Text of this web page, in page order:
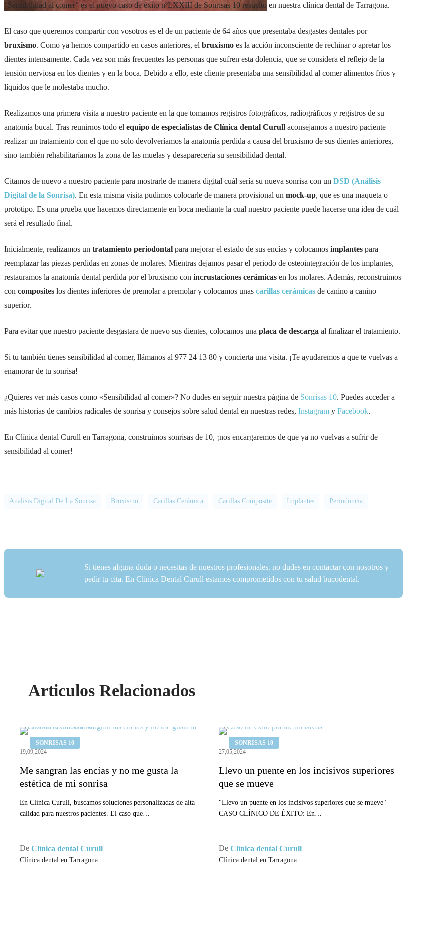
“Sensibilidad al comer” es el nuevo caso de éxito nºLXXIII de Sonrisas 10 resuelto en nuestra clínica dental de Tarragona.
El caso que queremos compartir con vosotros es el de un paciente de 64 años que presentaba desgastes dentales por
bruxismo. Como ya hemos compartido en casos anteriores, el bruxismoes la acción inconsciente de rechinar o apretar los
dientes intensamente. Cada vez son más frecuentes las personas que sufren esta dolencia, que se considera el reflejo de la
tensión nerviosa en los dientes y en la boca. Debido a ello, este cliente presentaba una sensibilidad al comer alimentos fríos y
líquidos que le molestaba mucho.
Realizamos una primera visita a nuestro paciente en la que tomamos registros fotográficos, radiográficos y registros de su
anatomía bucal. Tras reunirnos todo el equipo de especialistas de Clínica dental Curullaconsejamos a nuestro paciente
realizar un tratamiento con el que no solo devolveríamos la anatomía perdida a causa del bruxismo de sus dientes anteriores,
sino también rehabilitaríamos la zona de las muelas y desaparecería su sensibilidad dental.
Citamos de nuevo a nuestro paciente para mostrarle de manera digital cuál sería su nueva sonrisa con un DSD (Análisis
Digital de la Sonrisa). En esta misma visita pudimos colocarle de manera provisional un mock-up, que es una maqueta o
prototipo. Es una prueba que hacemos directamente en boca mediante la cual nuestro paciente puede hacerse una idea de cuál
será el resultado final.
Inicialmente, realizamos un tratamiento periodontalpara mejorar el estado de sus encías y colocamos implantespara
reemplazar las piezas perdidas en zonas de molares. Mientras dejamos pasar el periodo de osteointegración de los implantes,
restauramos la anatomía dental perdida por el bruxismo con incrustaciones cerámicasen los molares. Además, reconstruimos
con compositeslos dientes inferiores de premolar a premolar y colocamos unas carillas cerámicasde canino a canino
superior.
Para evitar que nuestro paciente desgastara de nuevo sus dientes, colocamos una placa de descarga al finalizar el tratamiento.
Si tu también tienes sensibilidad al comer, llámanos al 977 24 13 80 y concierta una visita. ¡Te ayudaremos a que te vuelvas a
enamorar de tu sonrisa!
¿Quieres ver más casos como «Sensibilidad al comer»? No dudes en seguir nuestra página de Sonrisas 10. Puedes acceder a
más historias de cambios radicales de sonrisa y consejos sobre salud dental en nuestras redes, Instagramy Facebook.
En Clínica dental Curull en Tarragona, construimos sonrisas de 10, ¡nos encargaremos de que ya no vuelvas a sufrir de
sensibilidad al comer!
Analisis Digital De La Sonrisa Bruxismo Carillas Cerámica Carillas Composite Implantes Periodoncia
Si tienes alguna duda o necesitas de nuestros profesionales, no dudes en contactar con nosotros y
pedir tu cita. En Clínica Dental Curull estamos comprometidos con tu salud bucodental.
Articulos Relacionados
SONRISAS 10
Me
sangran
encías
y
no
me
la
estética
19,09,2024
Me sangran las encías y no me gusta la
estética de mi sonrisa
En Clínica Curull, buscamos soluciones personalizadas de alta
calidad para nuestros pacientes. El caso que…
DeClínica dental Curull
Clínica dental en Tarragona
SONRISAS 10
Llevo
en
los
incisivos
superiores
se
mueve
27,05,2024
Llevo un puente en los incisivos superiores
que se mueve
"Llevo un puente en los incisivos superiores que se mueve"
CASO CLÍNICO DE ÉXITO: En…
DeClínica dental Curull
Clínica dental en Tarragona